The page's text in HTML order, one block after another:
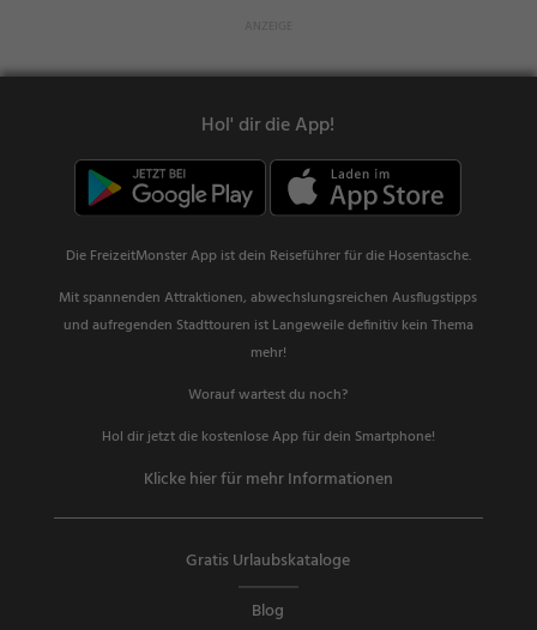
Hol' dir die App!
Die FreizeitMonster App ist dein Reiseführer für die Hosentasche.
Mit spannenden Attraktionen, abwechslungsreichen Ausflugstipps
und aufregenden Stadttouren ist Langeweile definitiv kein Thema
mehr!
Worauf wartest du noch?
Hol dir jetzt die kostenlose App für dein Smartphone!
Klicke hier für mehr Informationen
Gratis Urlaubskataloge
Blog